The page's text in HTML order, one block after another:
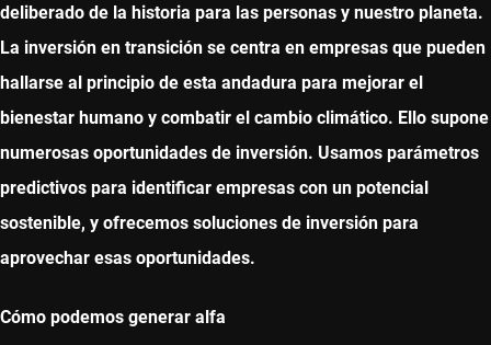
deliberado de la historia para las personas y nuestro planeta.
La inversión en transición se centra en empresas que pueden
hallarse al principio de esta andadura para mejorar el
bienestar humano y combatir el cambio climático. Ello supone
numerosas oportunidades de inversión. Usamos parámetros
predictivos para identificar empresas con un potencial
sostenible, y ofrecemos soluciones de inversión para
aprovechar esas oportunidades.
Cómo podemos generar alfa